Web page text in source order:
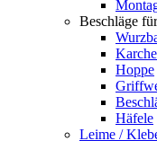
Beschläge
Hoppe
Häfele
Leime /